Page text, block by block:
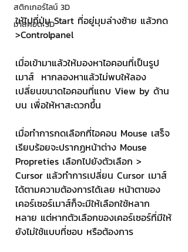
สติกเกอร์ไลน์ 3D
มาสคอต 3D
ให้ไปที่ปุ่ม Start ที่อยู่มุมล่างซ้าย แล้วกด
>Controlpanel
เมื่อเข้ามาแล้วให้มองหาไอคอนที่เป็นรูป
เมาส์  หากลองหาแล้วไม่พบให้ลอง
เปลี่ยนขนาดไอคอนที่แถบ View by ด้าน
บน เพื่อให้หาสะดวกขึ้น
เมื่อทำการกดเลือกที่ไอคอน Mouse เสร็จ
เรียบร้อยจะปรากฏหน้าต่าง Mouse
Propreties เลือกไปยังตัวเลือก >
Cursor แล้วทำการเปลี่ยน Cursor เมาส์
ได้ตามความต้องการได้เลย หน้าตาของ
เคอร์เซอร์เมาส์ก็จะมีให้เลือกใช้หลาก
หลาย แต่หากตัวเลือกของเคอร์เซอร์ที่มีให้
ยังไม่ใช้แบบที่ชอบ หรือต้องการ